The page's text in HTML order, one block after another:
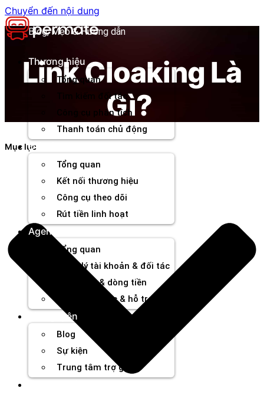
Chuyển đến nội dung
Thương hiệu
Tổng quan
Tìm kiếm đối tác
Công cụ phân tích
Thanh toán chủ động
Đối tác
Tổng quan
Kết nối thương hiệu
Công cụ theo dõi
Rút tiền linh hoạt
Agency
Tổng quan
Quản lý tài khoản & đối tác
Hiệu suất & dòng tiền
Cơ hội hợp tác & hỗ trợ
Tài nguyên
Blog
Sự kiện
Trung tâm trợ giúp
Blog, Mẹo & Hướng dẫn
Link Cloaking Là
Gì?
Mục lục